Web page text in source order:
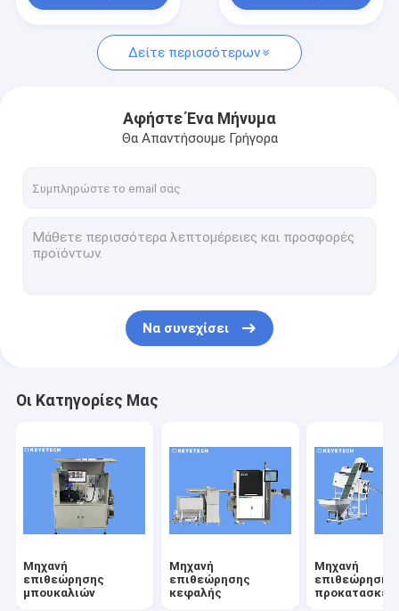
Μηχανή επιθεώρησης μπουκαλιών
Μηχανή επιθεώρησης προκατασκευής
Μηχανή επιθεώρησης IML
Σκληρές πλαστικές λύσεις όρασης
Δείτε περισσότερων
Αφήστε Ένα Μήνυμα
Θα Απαντήσουμε Γρήγορα
Να συνεχίσει
Οι Κατηγορίες Μας
Μηχανή
επιθεώρησης
μπουκαλιών
Μηχανή
επιθεώρησης
κεφαλής
Μηχανή
επιθεώρησης